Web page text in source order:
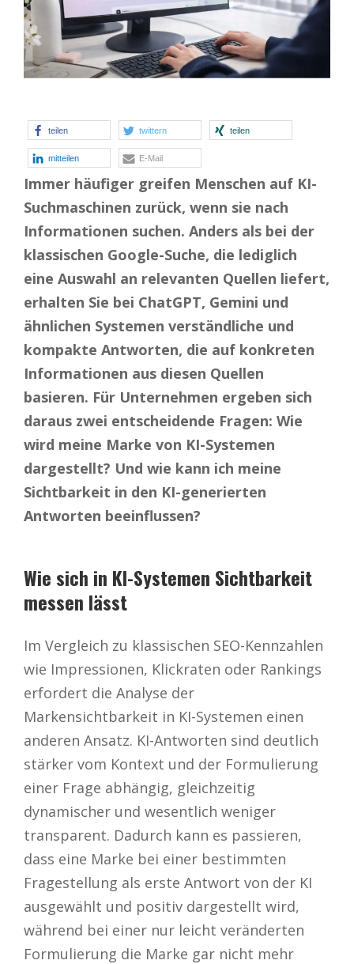
teilen twittern teilen
mitteilen E-Mail
Immer häufiger greifen Menschen auf KI-
Suchmaschinen zurück, wenn sie nach
Informationen suchen. Anders als bei der
klassischen Google-Suche, die lediglich
eine Auswahl an relevanten Quellen liefert,
erhalten Sie bei ChatGPT, Gemini und
ähnlichen Systemen verständliche und
kompakte Antworten, die auf konkreten
Informationen aus diesen Quellen
basieren. Für Unternehmen ergeben sich
daraus zwei entscheidende Fragen: Wie
wird meine Marke von KI-Systemen
dargestellt? Und wie kann ich meine
Sichtbarkeit in den KI-generierten
Antworten beeinflussen?
Wie sich in KI-Systemen Sichtbarkeit
messen lässt
Im Vergleich zu klassischen SEO-Kennzahlen
wie Impressionen, Klickraten oder Rankings
erfordert die Analyse der
Markensichtbarkeit in KI-Systemen einen
anderen Ansatz. KI-Antworten sind deutlich
stärker vom Kontext und der Formulierung
einer Frage abhängig, gleichzeitig
dynamischer und wesentlich weniger
transparent. Dadurch kann es passieren,
dass eine Marke bei einer bestimmten
Fragestellung als erste Antwort von der KI
ausgewählt und positiv dargestellt wird,
während bei einer nur leicht veränderten
Formulierung die Marke gar nicht mehr